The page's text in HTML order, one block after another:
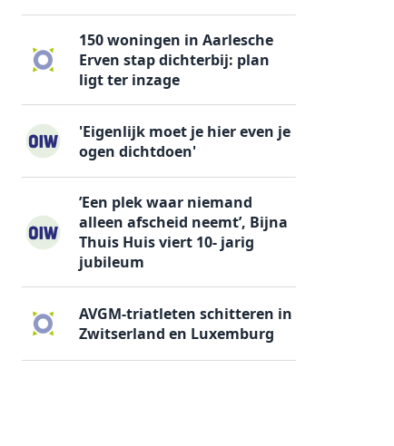
150 woningen in Aarlesche
Erven stap dichterbij: plan
ligt ter inzage
'Eigenlijk moet je hier even je
ogen dichtdoen'
’Een plek waar niemand
alleen afscheid neemt’, Bijna
Thuis Huis viert 10- jarig
jubileum
AVGM-triatleten schitteren in
Zwitserland en Luxemburg